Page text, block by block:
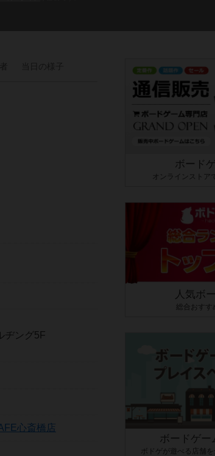
ヂング5F
心斎橋店
ボード
オンラインスト
人気ボ
総合おすす
ボードゲー
ボドゲが遊べる店舗